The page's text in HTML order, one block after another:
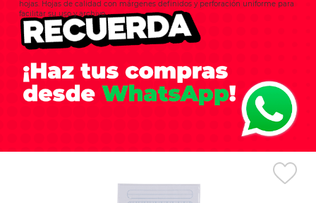
hojas. Hojas de calidad con márgenes definidos y perforación uniforme para
facilitar su uso y archivo.